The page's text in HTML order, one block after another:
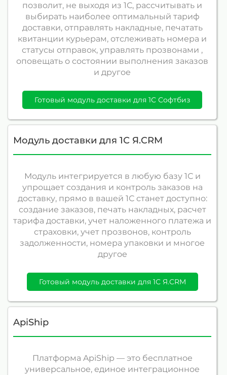
позволит, не выходя из 1С, рассчитывать и
выбирать наиболее оптимальный тариф
доставки, отправлять накладные, печатать
квитанции курьерам, отслеживать номера и
статусы отправок, управлять прозвонами ,
оповещать о состоянии выполнения заказов
и другое
Готовый модуль доставки для 1С Софтбиз
Модуль доставки для 1С Я.CRM
Модуль интегрируется в любую базу 1С и
упрощает создания и контроль заказов на
доставку, прямо в вашей 1С станет доступно:
создание заказов, печать накладных, расчет
тарифа доставки, учет наложенного платежа и
страховки, учет прозвонов, контроль
задолженности, номера упаковки и многое
другое
Готовый модуль доставки для 1С Я.CRM
ApiShip
Платформа ApiShip — это бесплатное
универсальное, единое интеграционное